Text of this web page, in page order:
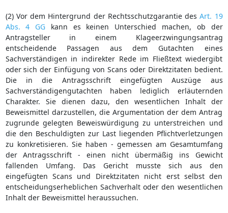
(2) Vor dem Hintergrund der Rechtsschutzgarantie desArt. 19
Abs. 4 GG kann es keinen Unterschied machen, ob der
Antragsteller in einem Klageerzwingungsantrag
entscheidende Passagen aus dem Gutachten eines
Sachverständigen in indirekter Rede im Fließtext wiedergibt
oder sich der Einfügung von Scans oder Direktzitaten bedient.
Die in die Antragsschrift eingefügten Auszüge aus
Sachverständigengutachten haben lediglich erläuternden
Charakter. Sie dienen dazu, den wesentlichen Inhalt der
Beweismittel darzustellen, die Argumentation der dem Antrag
zugrunde gelegten Beweiswürdigung zu unterstreichen und
die den Beschuldigten zur Last liegenden Pflichtverletzungen
zu konkretisieren. Sie haben - gemessen am Gesamtumfang
der Antragsschrift - einen nicht übermäßig ins Gewicht
fallenden Umfang. Das Gericht musste sich aus den
eingefügten Scans und Direktzitaten nicht erst selbst den
entscheidungserheblichen Sachverhalt oder den wesentlichen
Inhalt der Beweismittel heraussuchen.